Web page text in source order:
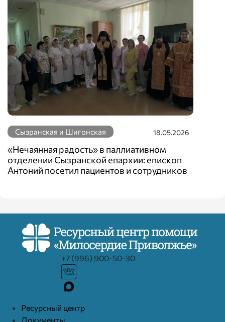
Сызранская и Шигонская 18.05.2026
«Нечаянная радость» в паллиативном
отделении Сызранской епархии: епископ
Антоний посетил пациентов и сотрудников
+7 (996) 900-50-30
Ресурcный центр
Документы